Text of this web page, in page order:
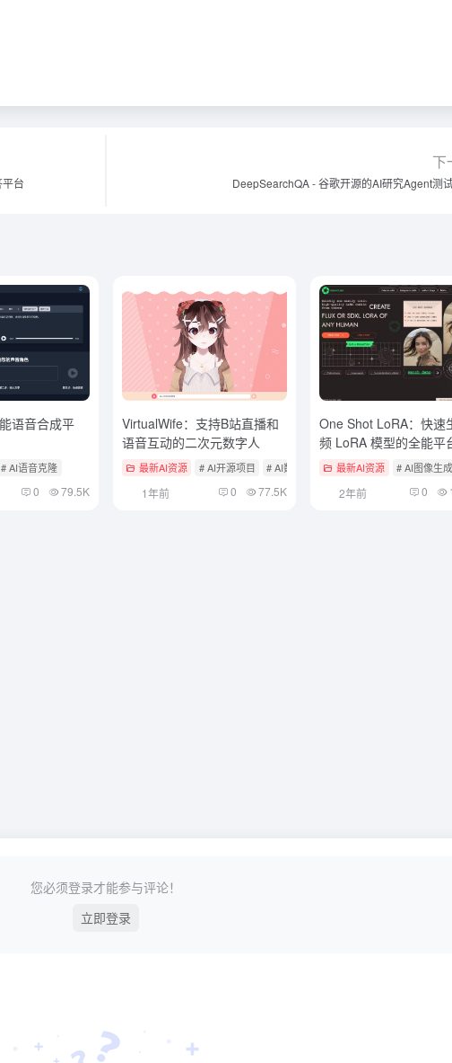
台
下
DeepSearchQA - 谷歌开源的AI研究Agent测
语音合成平
# AI语音克隆
0 79.5K
VirtualWife：支持B站直播和
语音互动的二次元数字人
最新AI资源 # AI开源项目 # AI数字人
1年前 0 77.5K
One Shot LoRA：快速
频 LoRA 模型的全能平
最新AI资源 # AI图像生成
2年前 0
您必须登录才能参与评论！
立即登录